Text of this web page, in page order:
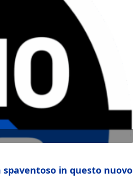
in questo nuovo